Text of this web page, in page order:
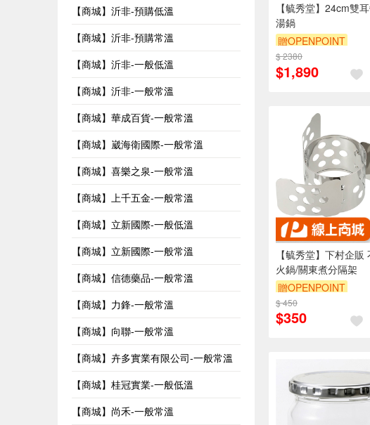
【商城】沂非-預購低溫
【商城】沂非-預購常溫
【商城】沂非-一般低溫
【商城】沂非-一般常溫
【商城】華成百貨-一般常溫
【商城】崴海衛國際-一般常溫
【商城】喜樂之泉-一般常溫
【商城】上千五金-一般常溫
【商城】立新國際-一般低溫
【商城】立新國際-一般常溫
【商城】信德藥品-一般常溫
【商城】力鋒-一般常溫
【商城】向聯-一般常溫
【商城】卉多實業有限公司-一般常溫
【商城】桂冠實業-一般低溫
【商城】尚禾-一般常溫
【毓秀堂】24cm雙
湯鍋
贈OPENPOINT
$ 2380
$1,890
【毓秀堂】下村企販
火鍋/關東煮分隔架
贈OPENPOINT
$ 450
$350